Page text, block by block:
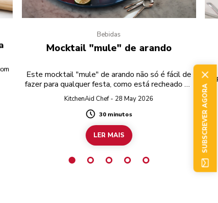
Bebidas
Mocktail "mule" de arando
Este mocktail "mule" de arando não só é fácil de
fazer para qualquer festa, como está recheado de
sabores frutados.
KitchenAid Chef - 28 May 2026
Duration
30 minutos
LER MAIS SUBSCREVER AGORA